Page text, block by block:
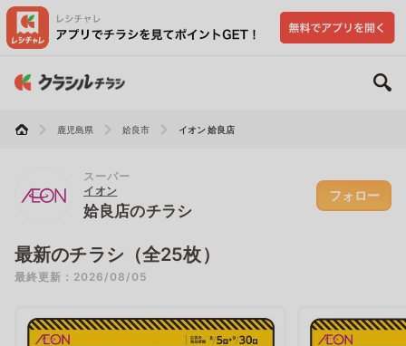
鹿児島県 姶良市 イオン 姶良店
スーパー
イオン
姶良店のチラシ
フォロー
最新のチラシ（全25枚）
最終更新：2026/08/05